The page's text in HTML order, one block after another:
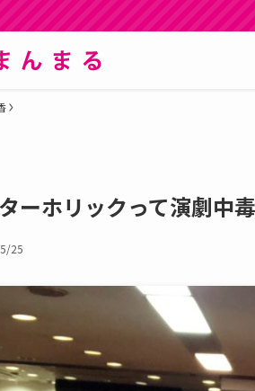
ーホリックって演劇中
25